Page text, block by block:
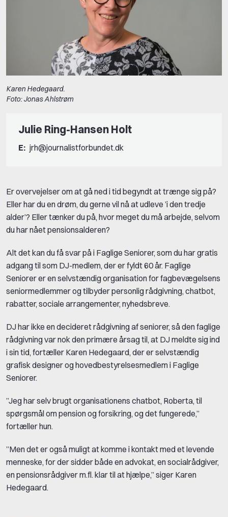
Karen Hedegaard.
Foto: Jonas Ahlstrøm
Julie Ring-Hansen Holt
E: jrh@journalistforbundet.dk
Er overvejelser om at gå ned i tid begyndt at trænge sig på?
Eller har du en drøm, du gerne vil nå at udleve ’i den tredje
alder’? Eller tænker du på, hvor meget du må arbejde, selvom
du har nået pensionsalderen?
Alt det kan du få svar på i Faglige Seniorer, som du har gratis
adgang til som DJ-medlem, der er fyldt 60 år. Faglige
Seniorer er en selvstændig organisation for fagbevægelsens
seniormedlemmer og tilbyder personlig rådgivning, chatbot,
rabatter, sociale arrangementer, nyhedsbreve.
DJ har ikke en decideret rådgivning af seniorer, så den faglige
rådgivning var nok den primære årsag til, at DJ meldte sig ind
i sin tid, fortæller Karen Hedegaard, der er selvstændig
grafisk designer og hovedbestyrelsesmedlem i Faglige
Seniorer.
”Jeg har selv brugt organisationens chatbot, Roberta, til
spørgsmål om pension og forsikring, og det fungerede,”
fortæller hun.
”Men det er også muligt at komme i kontakt med et levende
menneske, for der sidder både en advokat, en socialrådgiver,
en pensionsrådgiver m.fl. klar til at hjælpe,” siger Karen
Hedegaard.